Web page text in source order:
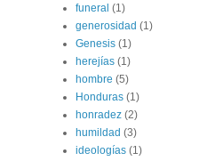
funeral (1)
generosidad (1)
Genesis (1)
herejías (1)
hombre (5)
Honduras (1)
honradez (2)
humildad (3)
ideologías (1)